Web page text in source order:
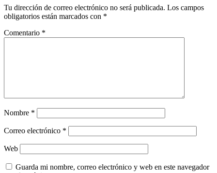
Tu dirección de correo electrónico no será publicada. Los campos
obligatorios están marcados con *
Comentario *
Nombre *
Correo electrónico *
Web
Guarda mi nombre, correo electrónico y web en este navegador